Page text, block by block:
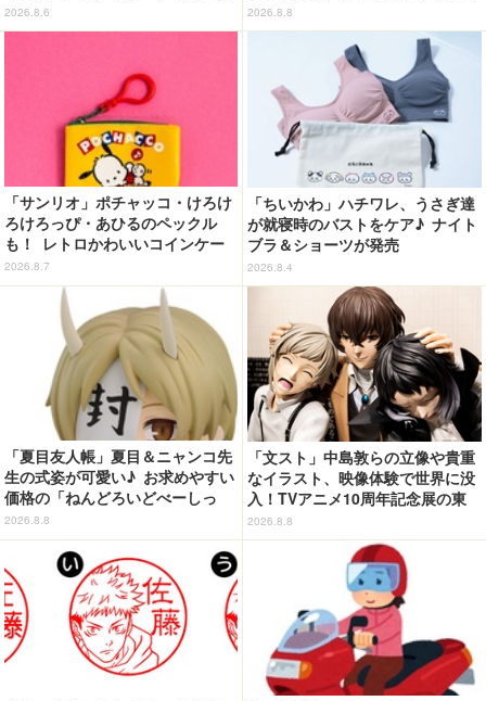
ど全8型
2026.8.6
ど…毎日使いたい!!「タイトーく
じ」【8月28日～】
2026.8.8
「サンリオ」ポチャッコ・けろけ
ろけろっぴ・あひるのペックル
も！ レトロかわいいコインケー
ス第2弾がカプセルトイに登場♪
2026.8.7
「ちいかわ」ハチワレ、うさぎ達
が就寝時のバストをケア♪ ナイト
ブラ＆ショーツが発売
2026.8.4
「夏目友人帳」夏目＆ニャンコ先
生の式姿が可愛い♪ お求めやすい
価格の「ねんどろいどべーしっ
く」から登場！ ちんまい二人が
並んだ姿にキュン☆
2026.8.8
「文スト」中島敦らの立像や貴重
なイラスト、映像体験で世界に没
入！TVアニメ10周年記念展の東
京会場フォトレポートが到着
2026.8.8